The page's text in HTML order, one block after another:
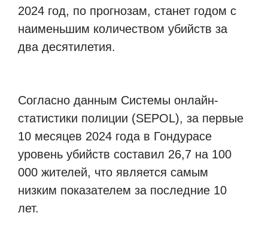
2024 год, по прогнозам, станет годом с
наименьшим количеством убийств за
два десятилетия.
Согласно данным Системы онлайн-
статистики полиции (SEPOL), за первые
10 месяцев 2024 года в Гондурасе
уровень убийств составил 26,7 на 100
000 жителей, что является самым
низким показателем за последние 10
лет.